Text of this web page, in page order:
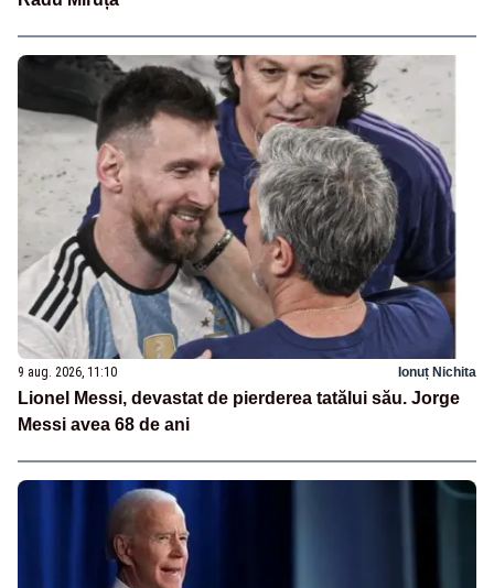
9 aug. 2026, 11:10 Ionuț Nichita
Lionel Messi, devastat de pierderea tatălui său. Jorge
Messi avea 68 de ani